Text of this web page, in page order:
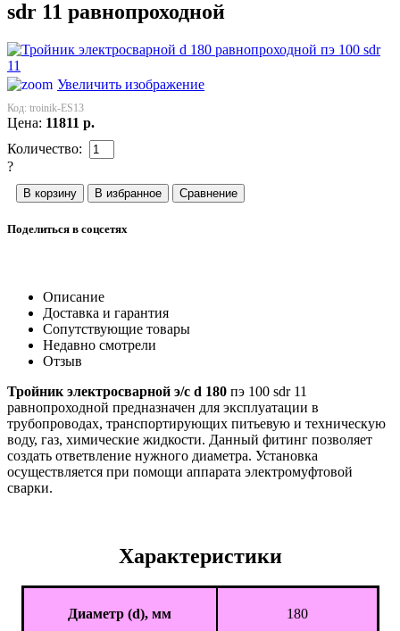
sdr 11 равнопроходной
Увеличить изображение
Код: troinik-ES13
Цена: 11811 р.
Количество:
?
Поделиться в соцсетях
Описание
Доставка и гарантия
Сопутствующие товары
Недавно смотрели
Отзыв
Тройник электросварной э/с d 180 пэ 100 sdr 11
равнопроходной предназначен для эксплуатации в
трубопроводах, транспортирующих питьевую и техническую
воду, газ, химические жидкости. Данный фитинг позволяет
создать ответвление нужного диаметра. Установка
осуществляется при помощи аппарата электромуфтовой
сварки.
Характеристики
Диаметр (d), мм 180